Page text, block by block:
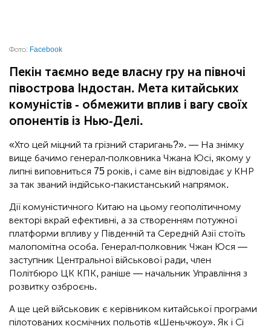
Фото: Facebook
Пекін таємно веде власну гру на півночі
півострова Індостан. Мета китайських
комуністів - обмежити вплив і вагу своїх
опонентів із Нью-Делі.
«Хто цей міцний та грізний старигань?». — На знімку
вище бачимо генерал-полковника Чжана Юсі, якому у
липні виповниться 75 років, і саме він відповідає у КНР
за так званий індійсько-пакистанський напрямок.
Дії комуністичного Китаю на цьому геополітичному
векторі вкрай ефективні, а за створенням потужної
платформи впливу у Південній та Середній Азії стоїть
малопомітна особа. Генерал-полковник Чжан Юся —
заступник Центральної військової ради, член
Політбюро ЦК КПК, раніше — начальник Управління з
розвитку озброєнь.
А ще цей військовик є керівником китайської програми
пілотованих космічних польотів «Шеньчжоу». Як і Сі